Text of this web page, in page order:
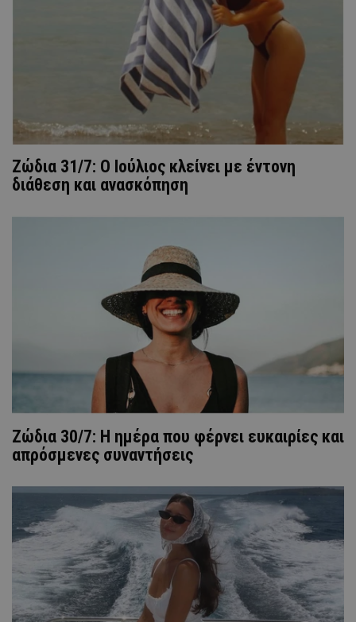
Ζώδια 31/7: Ο Ιούλιος κλείνει με έντονη
διάθεση και ανασκόπηση
Ζώδια 30/7: Η ημέρα που φέρνει ευκαιρίες και
απρόσμενες συναντήσεις